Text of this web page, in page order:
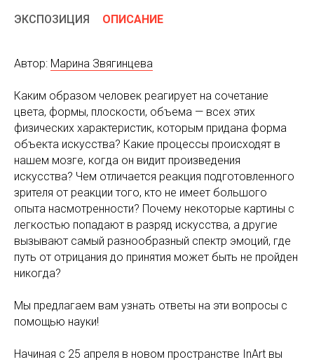
ЭКСПОЗИЦИЯ ОПИСАНИЕ
Автор: Марина Звягинцева
Каким образом человек реагирует на сочетание
цвета, формы, плоскости, объема — всех этих
физических характеристик, которым придана форма
объекта искусства? Какие процессы происходят в
нашем мозге, когда он видит произведения
искусства? Чем отличается реакция подготовленного
зрителя от реакции того, кто не имеет большого
опыта насмотренности? Почему некоторые картины с
легкостью попадают в разряд искусства, а другие
вызывают самый разнообразный спектр эмоций, где
путь от отрицания до принятия может быть не пройден
никогда?
Мы предлагаем вам узнать ответы на эти вопросы с
помощью науки!
Начиная с 25 апреля в новом пространстве InArt вы